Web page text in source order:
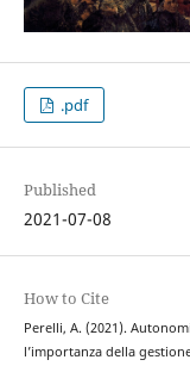
.pdf
Published
2021-07-08
How to Cite
Perelli, A. (2021).
l’importanza della